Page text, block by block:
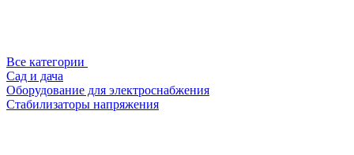
Все категории
Сад и дача
Оборудование для электроснабжения
Стабилизаторы напряжения